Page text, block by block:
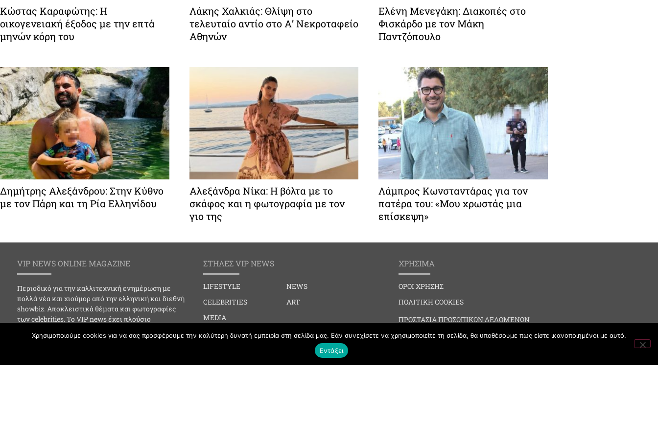
Κώστας Καραφώτης: Η
οικογενειακή έξοδος με την επτά
μηνών κόρη του
Λάκης Χαλκιάς: Θλίψη στο
τελευταίο αντίο στο Α’ Νεκροταφείο
Αθηνών
Ελένη Μενεγάκη: Διακοπές στο
Φισκάρδο με τον Μάκη
Παντζόπουλο
Δημήτρης Αλεξάνδρου: Στην Κύθνο
με τον Πάρη και τη Ρία Ελληνίδου
Αλεξάνδρα Νίκα: Η βόλτα με το
σκάφος και η φωτογραφία με τον
γιο της
Λάμπρος Κωνσταντάρας για τον
πατέρα του: «Μου χρωστάς μια
επίσκεψη»
VIP NEWS ONLINE MAGAZINE
Περιοδικό για την καλλιτεχνική ενημέρωση με
πολλά νέα και χιούμορ από την ελληνική και διεθνή
showbiz. Αποκλειστικά θέματα και φωτογραφίες
των celebrities. Το VIP news έχει πλούσιο
Social events, Celebrities, Clubbing, Media,
ΣΤΗΛΕΣ VIP NEWS
LIFESTYLE
CELEBRITIES
MEDIA
SOCIAL EVENTS
FASHION
NEWS
ART
ΧΡΗΣΙΜΑ
ΟΡΟΙ ΧΡΗΣΗΣ
ΠΟΛΙΤΙΚΗ COOKIES
ΠΡΟΣΤΑΣΙΑ ΠΡΟΣΩΠΙΚΩΝ ΔΕΔΟΜΕΝΩΝ
ΕΠΙΚΟΙΝΩΝΙΑ
Χρησιμοποιούμε cookies για να σας προσφέρουμε την καλύτερη δυνατή εμπειρία στη σελίδα μας. Εάν συνεχίσετε να χρησιμοποιείτε τη σελίδα, θα υποθέσουμε πως είστε ικανοποιημένοι με αυτό.
Εντάξει